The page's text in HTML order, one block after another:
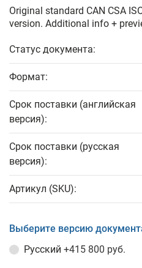
Original standard CAN CSA
version. Additional info +
Статус документа:
Формат:
Срок поставки (английская
версия):
Срок поставки (русская
версия):
Артикул (SKU):
Выберите версию
Русский +415 800 руб.